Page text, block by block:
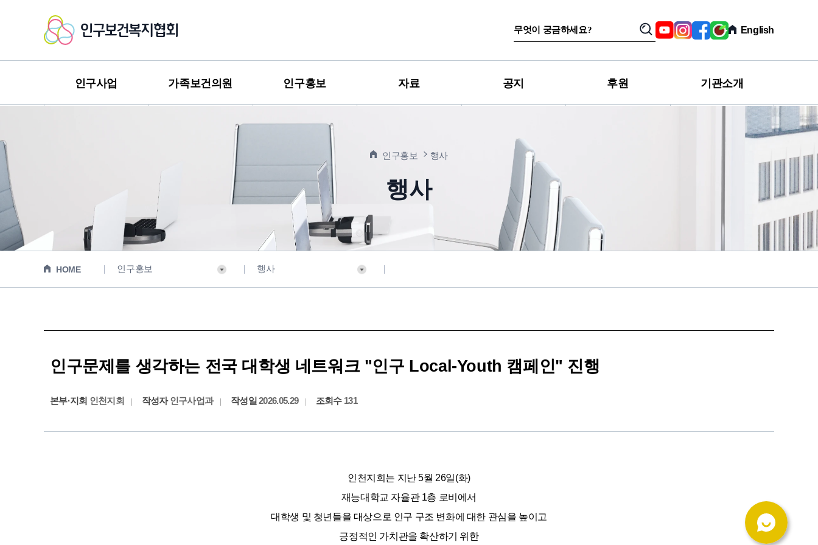
인
구
검
색
어
검
SNS,
관
YoutubeInstagramFacebook
육
아
구
페
English
인구사업 가족보건의원 인구홍보 자료 공지 후원 기관소개
인구홍보 행사
행사
HOME 인구홍보 행사
인구문제를 생각하는 전국 대학생 네트워크 "인구 Local-Youth 캠페인" 진행
본부·지회 인천지회 작성자인구사업과 작성일 2026.05.29 조회수131
인천지회는 지난 5월 26일(화)
재능대학교 자율관 1층 로비에서
대학생 및 청년들을 대상으로 인구 구조 변화에 대한 관심을 높이고
긍정적인 가치관을 확산하기 위한